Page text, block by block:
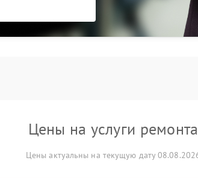
Цены на услуги ремонта
Цены актуальны на текущую дату